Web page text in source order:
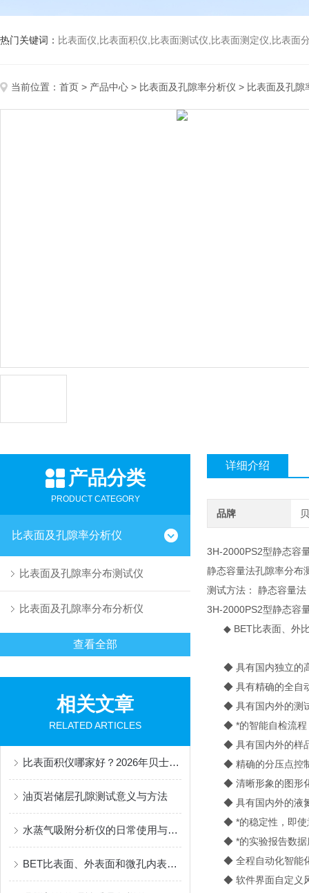
热门关键词： 比表面仪,比表面积仪,比表面测试仪,比表面测定仪,比表面分析仪,比表
当前位置： 首页 > 产品中心 > 比表面及孔隙率分析仪 > 比表面及孔隙
产品分类
PRODUCT CATEGORY
比表面及孔隙率分析仪
比表面及孔隙率分布测试仪
比表面及孔隙率分布分析仪
查看全部
相关文章
RELATED ARTICLES
比表面积仪哪家好？2026年贝士德仪器综合实力测评与推荐
油页岩储层孔隙测试意义与方法
水蒸气吸附分析仪的日常使用与维护
BET比表面、外表面和微孔内表面是什么关系？
详细介绍
品牌
3H-2000PS2型静态容
静态容量法孔隙率分布
测试方法： 静态容量法
3H-2000PS2型静态容
◆ BET比表面、外比
◆ 具有国内独立的高
◆ 具有精确的全自动
◆ 具有国内外的测试
◆ *的智能自检流程
◆ 具有国内外的样品
◆ 精确的分压点控制
◆ 清晰形象的图形化
◆ 具有国内外的液氮
◆ *的稳定性，即使
◆ *的实验报告数据
◆ 全程自动化智能化
◆ 软件界面自定义